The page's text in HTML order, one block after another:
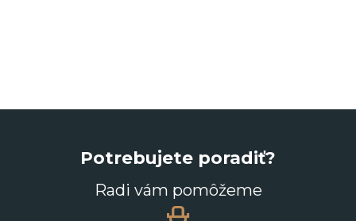
Potrebujete poradiť?
Radi vám pomôžeme